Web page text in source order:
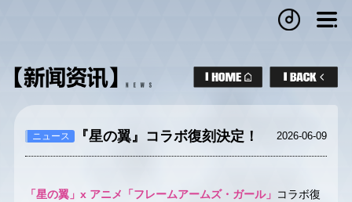
ニュース 『星の翼』コラボ復刻決定！ 2026-06-09
「星の翼」x アニメ「フレームアームズ・ガール」 コラボ復